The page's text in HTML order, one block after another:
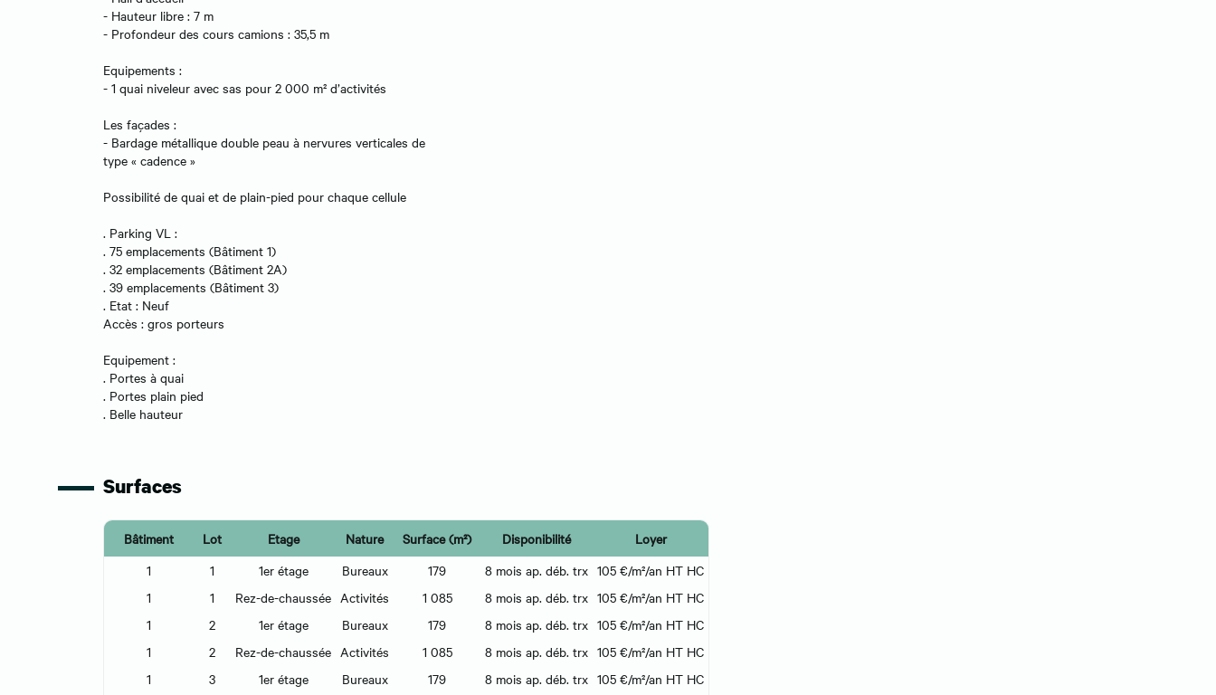
- Hauteur libre : 7 m
- Profondeur des cours camions : 35,5 m
Equipements :
- 1 quai niveleur avec sas pour 2 000 m² d’activités
Les façades :
- Bardage métallique double peau à nervures verticales de
type « cadence »
Possibilité de quai et de plain-pied pour chaque cellule
. Parking VL :
. 75 emplacements (Bâtiment 1)
. 32 emplacements (Bâtiment 2A)
. 39 emplacements (Bâtiment 3)
. Etat : Neuf
Accès : gros porteurs
Equipement :
. Portes à quai
. Portes plain pied
. Belle hauteur
Surfaces
Bâtiment Lot Etage Nature Surface (m²) Disponibilité
Loyer
1
1 1er étage Bureaux 179 8 mois ap. déb. trx 105 €/m²/an HT HC
1
1 Rez-de-chaussée Activités 1 085 8 mois ap. déb. trx 105 €/m²/an HT HC
1
2 1er étage Bureaux 179 8 mois ap. déb. trx 105 €/m²/an HT HC
1
2 Rez-de-chaussée Activités 1 085 8 mois ap. déb. trx 105 €/m²/an HT HC
1
3 1er étage Bureaux 179 8 mois ap. déb. trx 105 €/m²/an HT HC